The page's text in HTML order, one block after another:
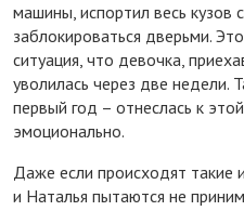
машины, испортил весь кузов
заблокироваться дверьми.
ситуация, что девочка,
уволилась через две недели.
первый год – отнеслась к
эмоционально.
Даже если происходят
и Наталья пытаются не